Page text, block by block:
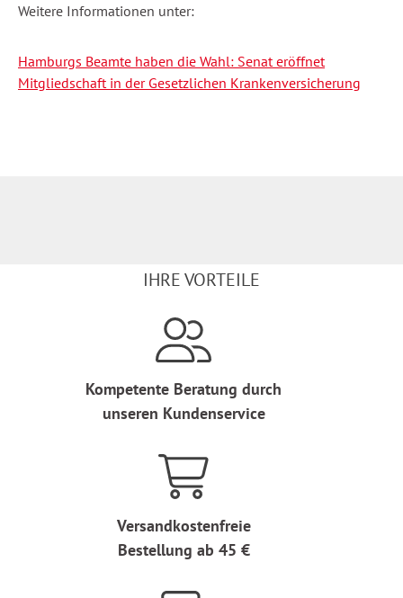
Weitere Informationen unter:
Hamburgs Beamte haben die Wahl: Senat eröffnet
Mitgliedschaft in der Gesetzlichen Krankenversicherung
IHRE VORTEILE
Kompetente Beratung durch
unseren Kundenservice
Versandkostenfreie
Bestellung ab 45 €